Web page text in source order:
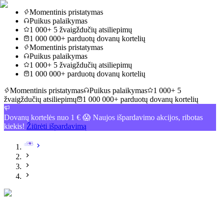
Momentinis pristatymas
Puikus palaikymas
1 000+ 5 žvaigždučių atsiliepimų
1 000 000+ parduotų dovanų kortelių
Momentinis pristatymas
Puikus palaikymas
1 000+ 5 žvaigždučių atsiliepimų
1 000 000+ parduotų dovanų kortelių
Momentinis pristatymas
Puikus palaikymas
1 000+ 5
žvaigždučių atsiliepimų
1 000 000+ parduotų dovanų kortelių
Dovanų kortelės nuo 1 € 😱 Naujos išpardavimo akcijos, ribotas
kiekis! Žiūrėti išpardavimą